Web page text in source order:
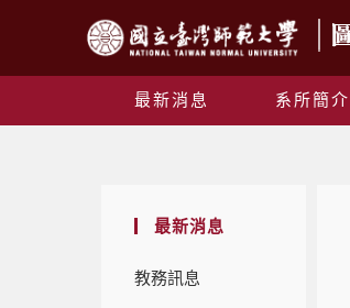
最新消息 系所簡介
最新消息
教務訊息